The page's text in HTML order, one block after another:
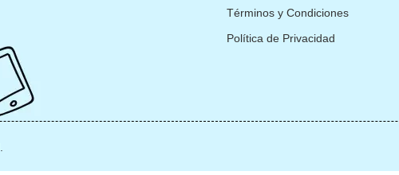
Términos y Condiciones
Política de Privacidad